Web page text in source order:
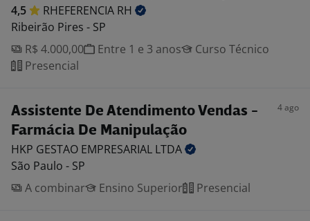
4,5 RHEFERENCIA RH
Ribeirão Pires - SP
R$ 4.000,00
Entre 1 e 3 anos
Curso Técnico
Presencial
Assistente De Atendimento Vendas -
Farmácia De Manipulação
4 ago
HKP GESTAO EMPRESARIAL LTDA
São Paulo - SP
A combinar
Ensino Superior Presencial